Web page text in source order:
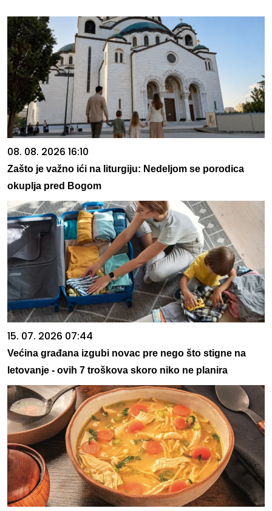
08. 08. 2026 16:10
Zašto je važno ići na liturgiju: Nedeljom se porodica
okuplja pred Bogom
15. 07. 2026 07:44
Većina građana izgubi novac pre nego što stigne na
letovanje - ovih 7 troškova skoro niko ne planira